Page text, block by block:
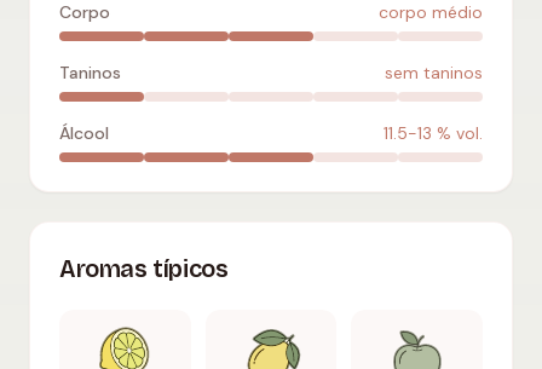
Corpo corpo médio
Taninos sem taninos
Álcool 11.5-13 % vol.
Aromas típicos